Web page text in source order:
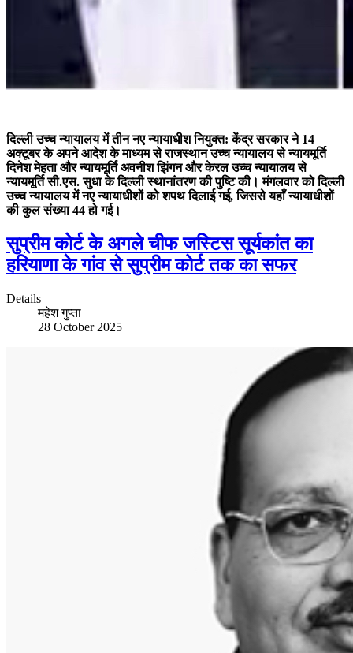
दिल्ली उच्च न्यायालय में तीन नए न्यायाधीश नियुक्त: केंद्र सरकार ने 14
अक्टूबर के अपने आदेश के माध्यम से राजस्थान उच्च न्यायालय से न्यायमूर्ति
दिनेश मेहता और न्यायमूर्ति अवनीश झिंगन और केरल उच्च न्यायालय से
न्यायमूर्ति सी.एस. सुधा के दिल्ली स्थानांतरण की पुष्टि की। मंगलवार को दिल्ली
उच्च न्यायालय में नए न्यायाधीशों को शपथ दिलाई गई, जिससे यहाँ न्यायाधीशों
की कुल संख्या 44 हो गई।
सुप्रीम कोर्ट के अगले चीफ जस्टिस सूर्यकांत का
हरियाणा के गांव से सुप्रीम कोर्ट तक का सफर
Details
महेश गुप्ता
28 October 2025